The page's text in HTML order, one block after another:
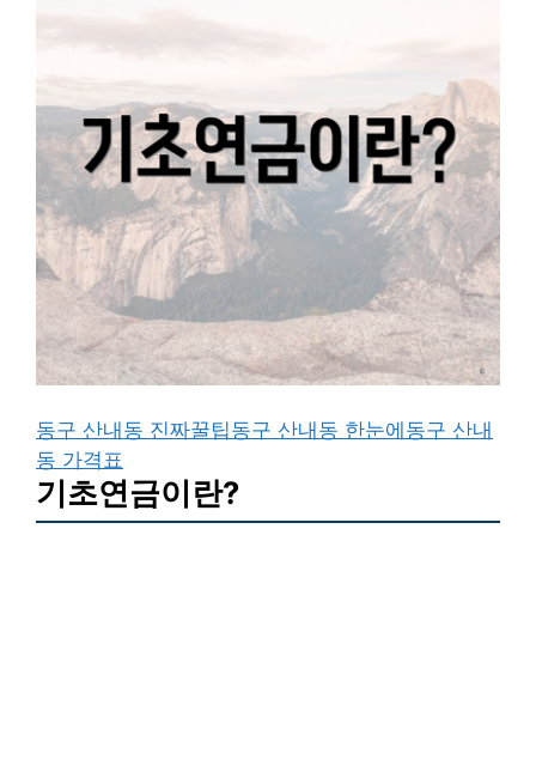
동구 산내동 진짜꿀팁동구 산내동 한눈에 동구 산내
동 가격표
기초연금이란?